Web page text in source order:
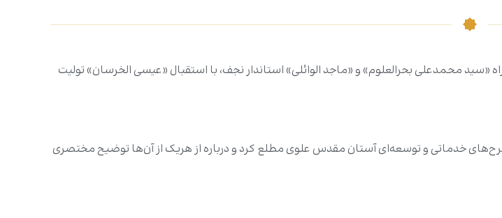
رشید»، رئیس جمهور عراق، روز چهارشنبه، چهارم اکتبر ۲۰۲۳، به همراه «سید محمدعلی بحرالعلوم» و «ماجد الوائلی» استاندار نجف، با استقبال «عیسی الخرسان» تولیت
خدماتی و توسعه‌ای آستان مقدس علوی مطلع کرد و درباره از هریک از آن‌ها توضیح مختصری